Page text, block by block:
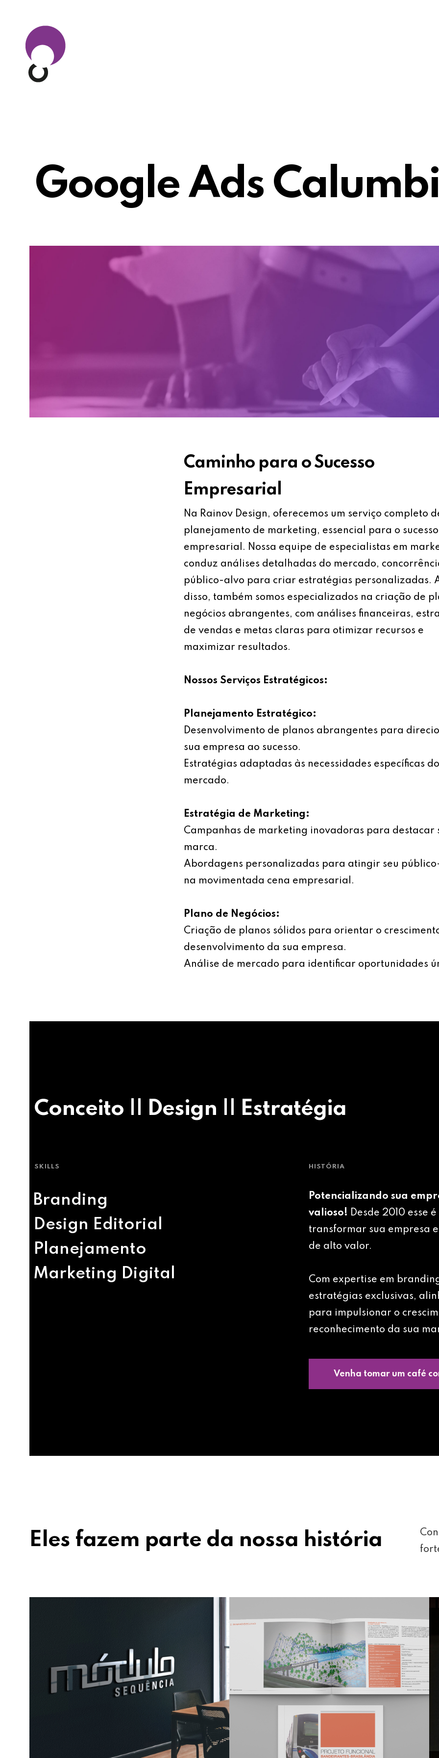
Google Ads Calumbi
Caminho para o Sucesso
Empresarial
Na Rainov Design, oferecemos um serviço completo
planejamento de marketing, essencial para o sucesso
empresarial. Nossa equipe de especialistas em
conduz análises detalhadas do mercado,
público-alvo para criar estratégias personalizadas.
disso, também somos especializados na criação de
negócios abrangentes, com análises financeiras,
de vendas e metas claras para otimizar recursos e
maximizar resultados.
Nossos Serviços Estratégicos:
Planejamento Estratégico:
Desenvolvimento de planos abrangentes para
sua empresa ao sucesso.
Estratégias adaptadas às necessidades específicas do
mercado.
Estratégia de Marketing:
Campanhas de marketing inovadoras para destacar
marca.
Abordagens personalizadas para atingir seu
na movimentada cena empresarial.
Plano de Negócios:
Criação de planos sólidos para orientar o
desenvolvimento da sua empresa.
Análise de mercado para identificar oportunidades
Conceito || Design || Estratégia
SKILLS
Branding
Design Editorial
Planejamento
Marketing Digital
HISTÓRIA
Potencializando sua
valioso! Desde 2010 esse
transformar sua empresa
de alto valor.
Com expertise em
estratégias exclusivas,
para impulsionar o
reconhecimento da sua
Venha tomar um café
Eles fazem parte da nossa história